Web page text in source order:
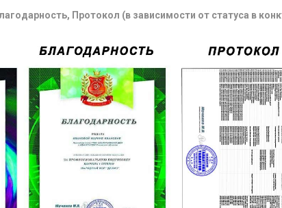
Протокол (в зависимости от статуса в